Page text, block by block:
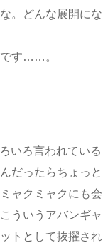
。どんな展開にな
です……。
いろ言われている
だったらちょっと
ャクミャクにも会
ういうアバンギャ
トとして抜擢され